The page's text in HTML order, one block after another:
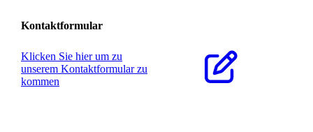
Kontaktformular
Klicken Sie hier um zu
unserem Kon­takt­for­mu­lar zu
kommen